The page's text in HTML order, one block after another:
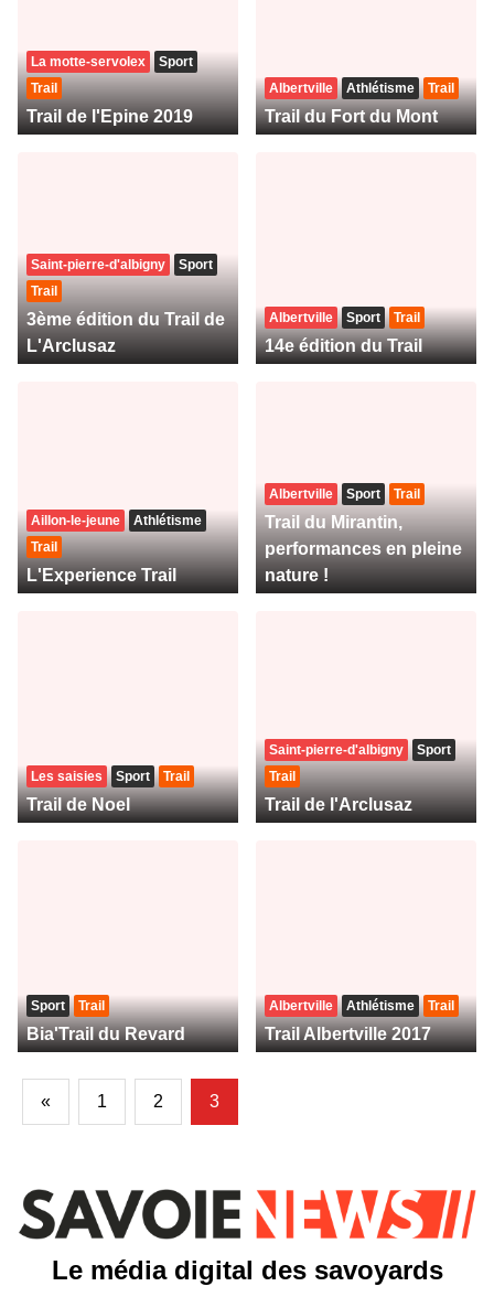
La motte-servolex
Sport
Trail
Trail de l'Epine 2019
Albertville Athlétisme Trail
Trail du Fort du Mont
Saint-pierre-d'albigny
Sport
Trail
3ème édition du Trail de
L'Arclusaz
Albertville Sport Trail
14e édition du Trail
Aillon-le-jeune
Athlétisme
Trail
L'Experience Trail
Albertville Sport Trail
Trail du Mirantin,
performances en pleine
nature !
Les saisies Sport Trail
Trail de Noel
Saint-pierre-d'albigny
Sport
Trail
Trail de l'Arclusaz
Sport Trail
Bia'Trail du Revard
Albertville Athlétisme Trail
Trail Albertville 2017
« 1 2 3
Le média digital des savoyards